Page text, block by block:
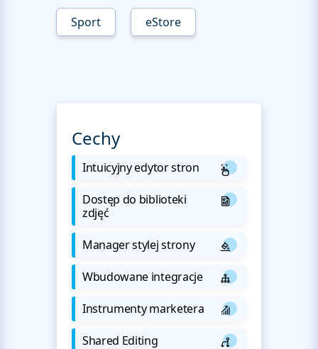
Sport eStore
Cechy
Intuicyjny edytor stron
Dostęp do biblioteki
zdjęć
Manager stylej strony
Wbudowane integracje
Instrumenty marketera
Shared Editing